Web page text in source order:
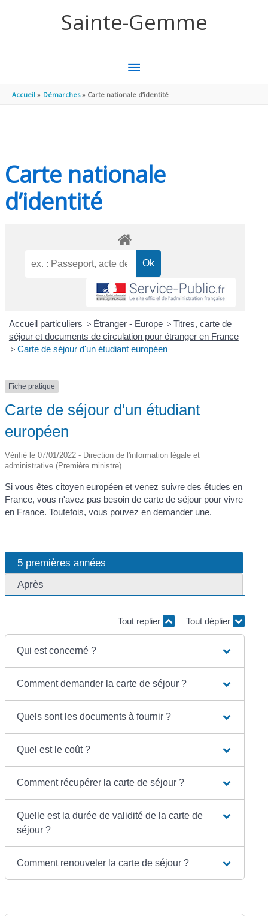
Sainte-Gemme
MENU
PRINCIPAL
Accueil Démarches Carte nationale d’identité
Carte nationale
d’identité
Accueil particuliers > Étranger - Europe > Titres, carte de
séjour et documents de circulation pour étranger en France
> Carte de séjour d'un étudiant européen
Fiche pratique
Carte de séjour d'un étudiant
européen
Vérifié le 07/01/2022 - Direction de l'information légale et
administrative (Première ministre)
Si vous êtes citoyeneuropéen et venez suivre des études en
France, vous n'avez pas besoin de carte de séjour pour vivre
en France. Toutefois, vous pouvez en demander une.
5 premières années
Après
Tout replier Tout déplier
Qui est concerné ?
Comment demander la carte de séjour ?
Quels sont les documents à fournir ?
Quel est le coût ?
Comment récupérer la carte de séjour ?
Quelle est la durée de validité de la carte de
séjour ?
Comment renouveler la carte de séjour ?